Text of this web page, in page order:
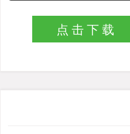
点击下载